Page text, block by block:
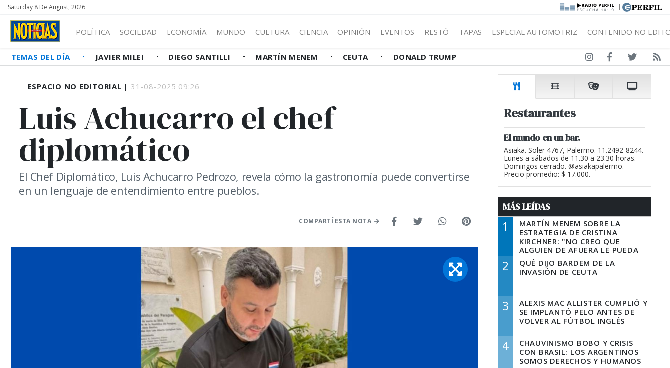
Saturday 8 De August, 2026 |
POLÍTICA SOCIEDAD ECONOMÍA MUNDO CULTURA CIENCIA OPINIÓN EVENTOS RESTÓ TAPAS ESPECIAL AUTOMOTRIZ CONTENIDO NO
TEMAS DEL DÍA JAVIER MILEI DIEGO SANTILLI MARTÍN MENEM CEUTA DONALD TRUMP
ESPACIO NO EDITORIAL | 31-08-2025 09:26
Luis Achucarro el chef
diplomático
El Chef Diplomático, Luis Achucarro Pedrozo, revela cómo la gastronomía puede convertirse
en un lenguaje de entendimiento entre pueblos.
COMPARTÍ ESTA NOTA
Restaurantes
El mundo en un bar.
Asiaka. Soler 4767, Palermo. 11.2492-8244.
Lunes a sábados de 11.30 a 23.30 horas.
Domingos cerrado. @asiakapalermo.
Precio promedio: $ 17.000.
MÁS LEÍDAS
1
MARTÍN MENEM SOBRE LA
ESTRATEGIA DE CRISTINA
KIRCHNER: "NO CREO QUE
ALGUIEN DE AFUERA LE PUEDA
DECIR A LA JUSTICIA LO QUE
TIENE QUE HACER"
2
QUÉ DIJO BARDEM DE LA
INVASIÓN DE CEUTA
3
ALEXIS MAC ALLISTER CUMPLIÓ Y
SE IMPLANTÓ PELO ANTES DE
VOLVER AL FÚTBOL INGLÉS
4
CHAUVINISMO BOBO Y CRISIS
CON BRASIL: LOS ARGENTINOS
SOMOS DERECHOS Y HUMANOS